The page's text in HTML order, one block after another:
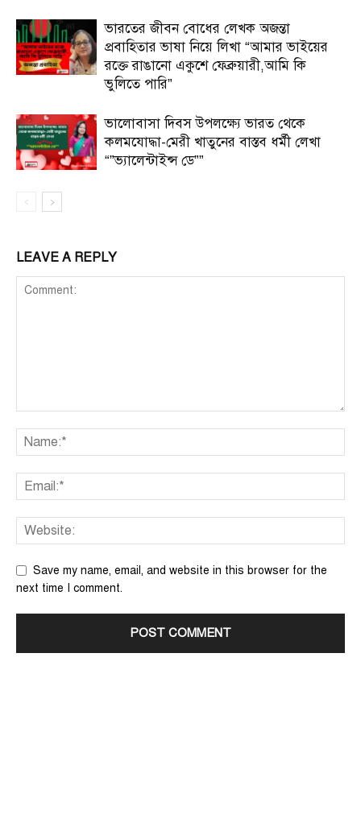
ভারতের জীবন বোধের লেখক অজন্তা
প্রবাহিতার ভাষা নিয়ে লিখা “আমার ভাইয়ের
রক্তে রাঙানো একুশে ফেব্রুয়ারী,আমি কি
ভুলিতে পারি”
ভালোবাসা দিবস উপলক্ষ্যে ভারত থেকে
কলমযোদ্ধা-মেরী খাতুনের বাস্তব ধর্মী লেখা
“”ভ্যালেন্টাইন্স ডে””
LEAVE A REPLY
Save my name, email, and website in this browser for the
next time I comment.